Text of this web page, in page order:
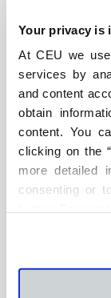
Your privacy is
At CEU we
services by
and content
obtain
content. You
clicking on the
more detailed
consenting or
Grado
Grado Medio
Técnico
Una FP